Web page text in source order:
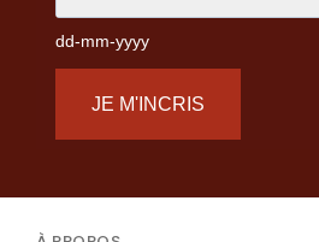
dd-mm-yyyy
JE M'INCRIS